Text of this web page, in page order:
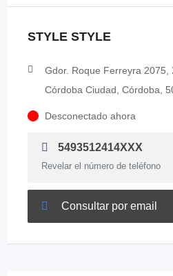
STYLE STYLE
Gdor. Roque Ferreyra 2075,
Córdoba Ciudad, Córdoba,
Desconectado ahora
5493512414XXX
Revelar el número de teléfono
Consultar por email